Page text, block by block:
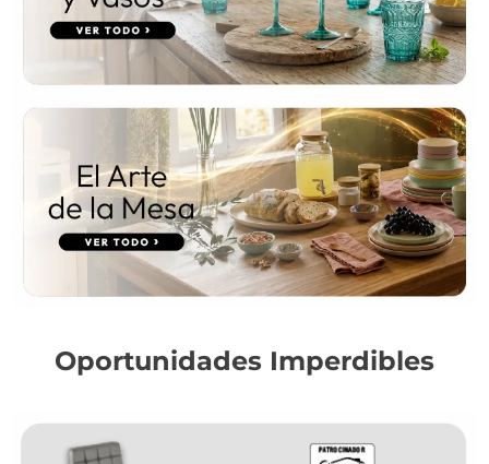
Oportunidades Imperdibles